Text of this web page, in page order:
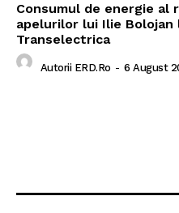
Consumul de energie al
apelurilor lui Ilie
Transelectrica
Autorii ERD.ro - 6 August